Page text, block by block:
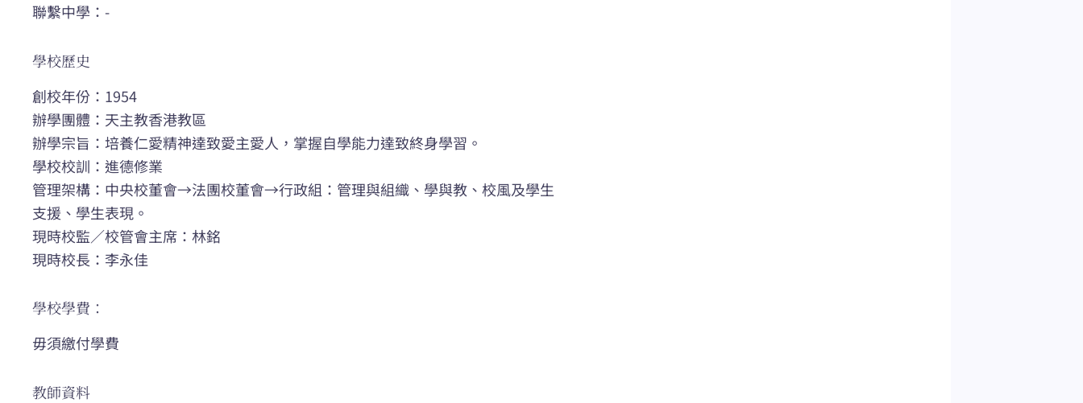
聯繫中學：-
學校歷史
創校年份：1954
辦學團體：天主教香港教區
辦學宗旨：培養仁愛精神達致愛主愛人，掌握自學能力達致終身學習。
學校校訓：進德修業
管理架構：中央校董會→法團校董會→行政組：管理與組織、學與教、校風及學生
支援、學生表現。
現時校監／校管會主席：林銘
現時校長：李永佳
學校學費：
毋須繳付學費
教師資料